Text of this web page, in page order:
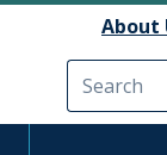
About